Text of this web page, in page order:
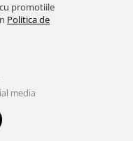
promotiile
Politica de
media